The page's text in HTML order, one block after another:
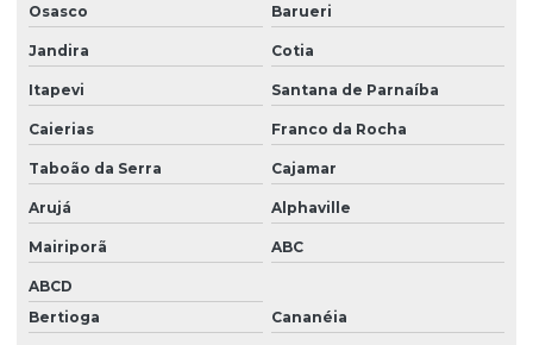
Válvula hidraulica
Valvula hidraulica de contrabalanço
Valvula hidraulica proporcional
Valvula hidraulica reguladora de pressão
Válvula de retenção hidraulica
Válvulas de controle direcional
Válvulas de controle de fluxo
Osasco Barueri
Jandira Cotia
Itapevi Santana de Parnaíba
Caierias Franco da Rocha
Taboão da Serra Cajamar
Arujá Alphaville
Mairiporã ABC
ABCD
Bertioga
Cananéia